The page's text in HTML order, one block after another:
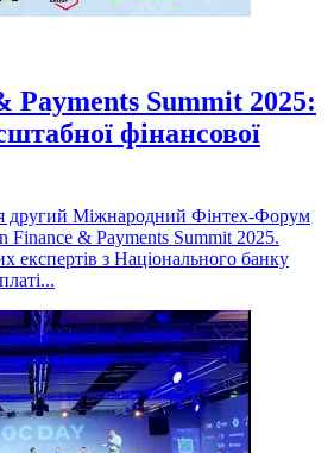
Payments Summit 2025:
фінансової
другий Міжнародний Фінтех-Форум
Finance & Payments Summit 2025.
експертів з Національного банку